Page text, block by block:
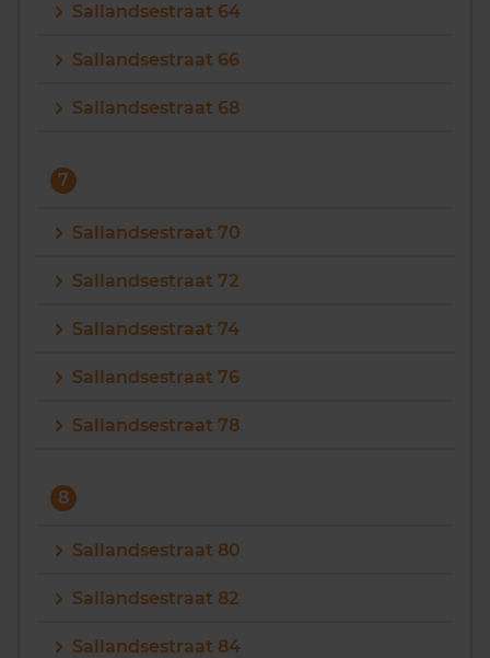
Sallandsestraat 64
Sallandsestraat 66
Sallandsestraat 68
7
Sallandsestraat 70
Sallandsestraat 72
Sallandsestraat 74
Sallandsestraat 76
Sallandsestraat 78
8
Sallandsestraat 80
Sallandsestraat 82
Sallandsestraat 84